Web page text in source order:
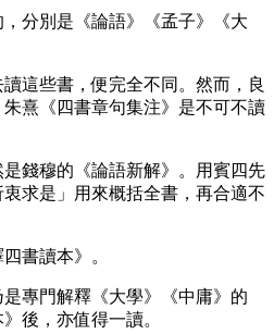
分別是《論語》《孟子》《大
這些書，便完全不同。然而，良
熹《四書章句集注》是不可不讀
是錢穆的《論語新解》。用賓四先
求是」用來概括全書，再合適不
書讀本》。
專門解釋《大學》《中庸》的
後，亦值得一讀。